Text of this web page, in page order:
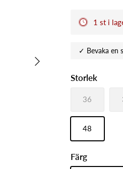
Nästa
1 st i
Storlek
36
48
Färg